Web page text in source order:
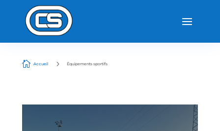
 Accueil 5 Équipements sportifs